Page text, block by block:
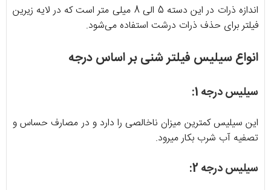
اندازه ذرات در این دسته 5 الی 8 میلی متر است که در لایه زیرین
فیلتر برای حذف ذرات درشت استفاده می‌شود.
انواع سیلیس فیلتر شنی بر اساس درجه
سیلیس درجه 1:
این سیلیس کمترین میزان ناخالصی را دارد و در مصارف حساس و
تصفیه آب شرب بکار میرود.
سیلیس درجه 2: